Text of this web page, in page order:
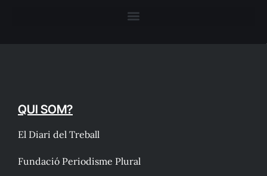
QUI SOM?
El Diari del Treball
Fundació Periodisme Plural